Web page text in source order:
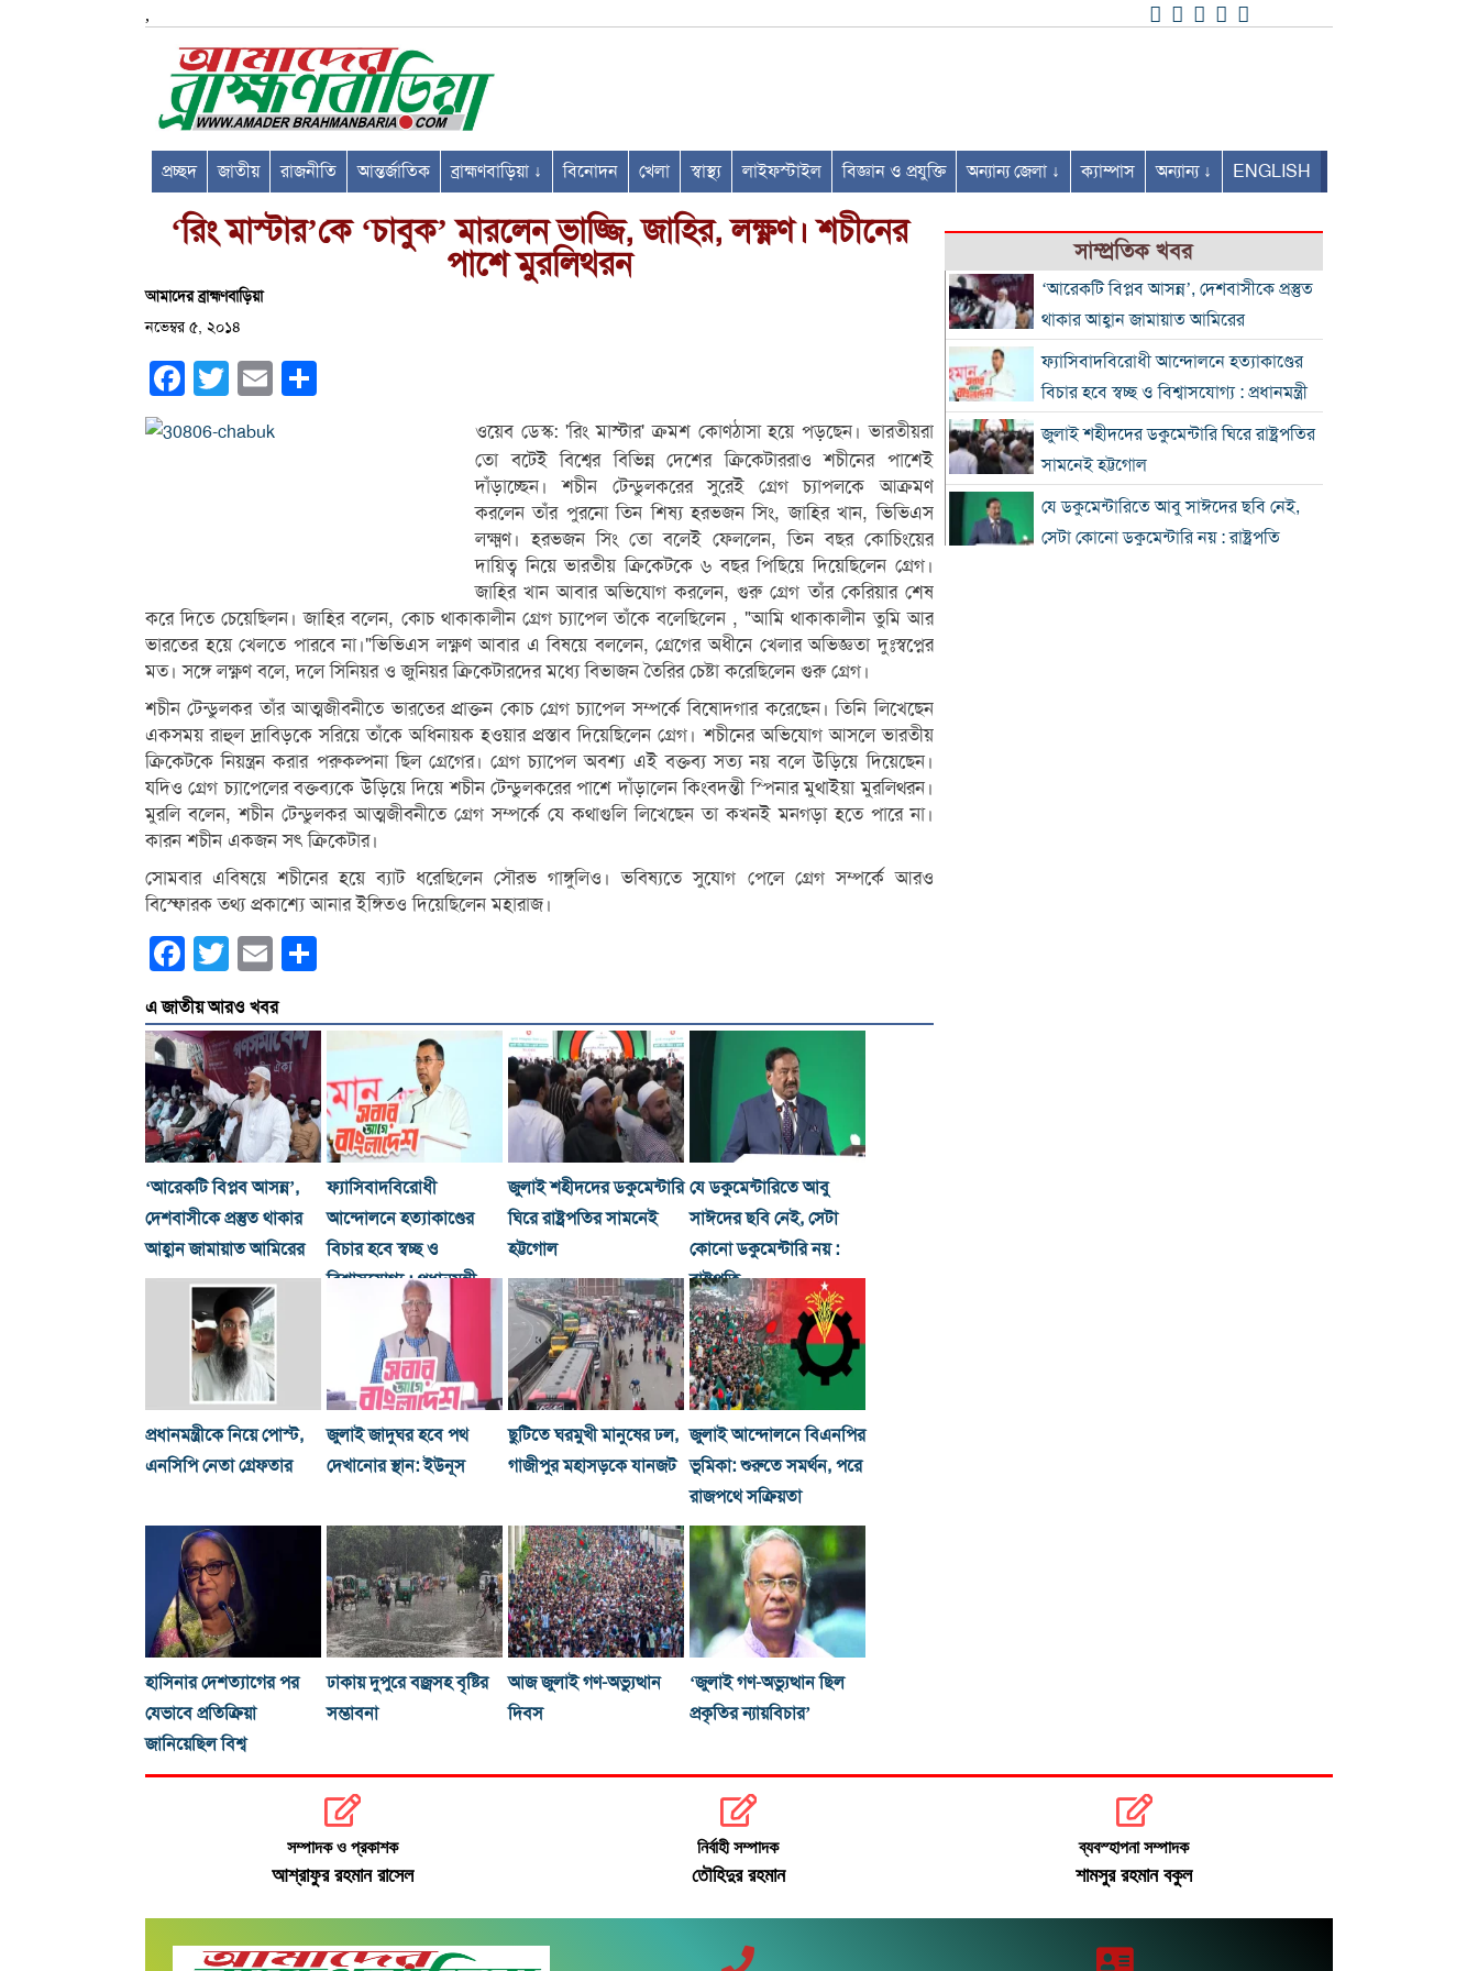
,
প্রচ্ছদ জাতীয় রাজনীতি আন্তর্জাতিক ব্রাহ্মণবাড়িয়া ↓ বিনোদন খেলা স্বাস্থ্য লাইফস্টাইল বিজ্ঞান ও প্রযুক্তি অন্যান্য জেলা ↓ ক্যাম্পাস অন্যান্য ↓ ENGLISH
‘রিং মাস্টার’কে ‘চাবুক’ মারলেন ভাজ্জি, জাহির, লক্ষ্ণণ। শচীনের
পাশে মুরলিথরন
আমাদের ব্রাহ্মণবাড়িয়া
নভেম্বর ৫, ২০১৪
Facebook
Twitter Email
ওয়েব ডেস্ক: 'রিং মাস্টার' ক্রমশ কোণঠাসা হয়ে পড়ছেন। ভারতীয়রা
তো বটেই বিশ্বের বিভিন্ন দেশের ক্রিকেটাররাও শচীনের পাশেই
দাঁড়াচ্ছেন। শচীন টেন্ডুলকরের সুরেই গ্রেগ চ্যাপলকে আক্রমণ
করলেন তাঁর পুরনো তিন শিষ্য হরভজন সিং, জাহির খান, ভিভিএস
লক্ষ্মণ। হরভজন সিং তো বলেই ফেললেন, তিন বছর কোচিংয়ের
দায়িত্ব নিয়ে ভারতীয় ক্রিকেটকে ৬ বছর পিছিয়ে দিয়েছিলেন গ্রেগ।
জাহির খান আবার অভিযোগ করলেন, গুরু গ্রেগ তাঁর কেরিয়ার শেষ
করে দিতে চেয়েছিলন। জাহির বলেন, কোচ থাকাকালীন গ্রেগ চ্যাপেল তাঁকে বলেছিলেন , "আমি থাকাকালীন তুমি আর
ভারতের হয়ে খেলতে পারবে না।"ভিভিএস লক্ষ্ণণ আবার এ বিষয়ে বললেন, গ্রেগের অধীনে খেলার অভিজ্ঞতা দুঃস্বপ্নের
মত। সঙ্গে লক্ষ্ণণ বলে, দলে সিনিয়র ও জুনিয়র ক্রিকেটারদের মধ্যে বিভাজন তৈরির চেষ্টা করেছিলেন গুরু গ্রেগ।
শচীন টেন্ডুলকর তাঁর আত্মজীবনীতে ভারতের প্রাক্তন কোচ গ্রেগ চ্যাপেল সম্পর্কে বিষোদগার করেছেন। তিনি লিখেছেন
একসময় রাহুল দ্রাবিড়কে সরিয়ে তাঁকে অধিনায়ক হওয়ার প্রস্তাব দিয়েছিলেন গ্রেগ। শচীনের অভিযোগ আসলে ভারতীয়
ক্রিকেটকে নিয়ন্ত্রন করার পরুকল্পনা ছিল গ্রেগের। গ্রেগ চ্যাপেল অবশ্য এই বক্তব্য সত্য নয় বলে উড়িয়ে দিয়েছেন।
যদিও গ্রেগ চ্যাপেলের বক্তব্যকে উড়িয়ে দিয়ে শচীন টেন্ডুলকরের পাশে দাঁড়ালেন কিংবদন্তী স্পিনার মুথাইয়া মুরলিথরন।
মুরলি বলেন, শচীন টেন্ডুলকর আত্মজীবনীতে গ্রেগ সম্পর্কে যে কথাগুলি লিখেছেন তা কখনই মনগড়া হতে পারে না।
কারন শচীন একজন সত্‍ ক্রিকেটার।
সোমবার এবিষয়ে শচীনের হয়ে ব্যাট ধরেছিলেন সৌরভ গাঙ্গুলিও। ভবিষ্যতে সুযোগ পেলে গ্রেগ সম্পর্কে আরও
বিস্ফোরক তথ্য প্রকাশ্যে আনার ইঙ্গিতও দিয়েছিলেন মহারাজ।
Facebook
Twitter Email
এ জাতীয় আরও খবর
‘আরেকটি বিপ্লব আসন্ন’,
দেশবাসীকে প্রস্তুত থাকার
আহ্বান জামায়াত আমিরের
ফ্যাসিবাদবিরোধী
আন্দোলনে হত্যাকাণ্ডের
বিচার হবে স্বচ্ছ ও
বিশ্বাসযোগ্য : প্রধানমন্ত্রী
জুলাই শহীদদের ডকুমেন্টারি
ঘিরে রাষ্ট্রপতির সামনেই
হট্টগোল
যে ডকুমেন্টারিতে আবু
সাঈদের ছবি নেই, সেটা
কোনো ডকুমেন্টারি নয় :
রাষ্ট্রপতি
প্রধানমন্ত্রীকে নিয়ে পোস্ট,
এনসিপি নেতা গ্রেফতার
জুলাই জাদুঘর হবে পথ
দেখানোর স্থান: ইউনূস
ছুটিতে ঘরমুখী মানুষের ঢল,
গাজীপুর মহাসড়কে যানজট
জুলাই আন্দোলনে বিএনপির
ভূমিকা: শুরুতে সমর্থন, পরে
রাজপথে সক্রিয়তা
হাসিনার দেশত্যাগের পর
যেভাবে প্রতিক্রিয়া
জানিয়েছিল বিশ্ব
ঢাকায় দুপুরে বজ্রসহ বৃষ্টির
সম্ভাবনা
আজ জুলাই গণ-অভ্যুত্থান
দিবস
‘জুলাই গণ-অভ্যুত্থান ছিল
প্রকৃতির ন্যায়বিচার’
সাম্প্রতিক খবর
‘আরেকটি বিপ্লব আসন্ন’, দেশবাসীকে প্রস্তুত
থাকার আহ্বান জামায়াত আমিরের
ফ্যাসিবাদবিরোধী আন্দোলনে হত্যাকাণ্ডের
বিচার হবে স্বচ্ছ ও বিশ্বাসযোগ্য : প্রধানমন্ত্রী
জুলাই শহীদদের ডকুমেন্টারি ঘিরে রাষ্ট্রপতির
সামনেই হট্টগোল
যে ডকুমেন্টারিতে আবু সাঈদের ছবি নেই,
সেটা কোনো ডকুমেন্টারি নয় : রাষ্ট্রপতি
সম্পাদক ও প্রকাশক
আশ্রাফুর রহমান রাসেল
নির্বাহী সম্পাদক
তৌহিদুর রহমান
ব্যবস্হাপনা সম্পাদক
শামসুর রহমান বকুল